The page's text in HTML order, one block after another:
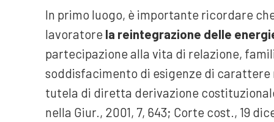
In primo luogo, è importante ricordare
lavoratore la reintegrazione delle
partecipazione alla vita di relazione,
soddisfacimento di esigenze di
tutela di diretta derivazione
nella Giur., 2001, 7, 643; Corte cost., 19